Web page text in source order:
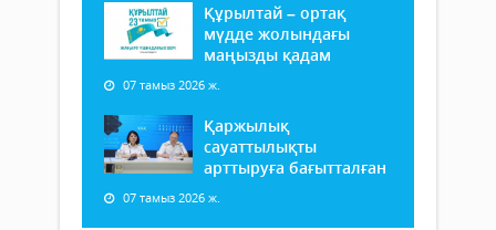
Құрылтай – ортақ
мүдде жолындағы
маңызды қадам
07 тамыз 2026 ж.
Қаржылық
сауаттылықты
арттыруға бағытталған
07 тамыз 2026 ж.